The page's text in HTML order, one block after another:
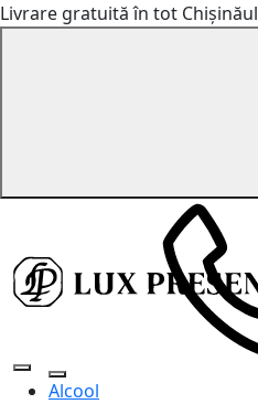
Livrare gratuită în tot
Alcool